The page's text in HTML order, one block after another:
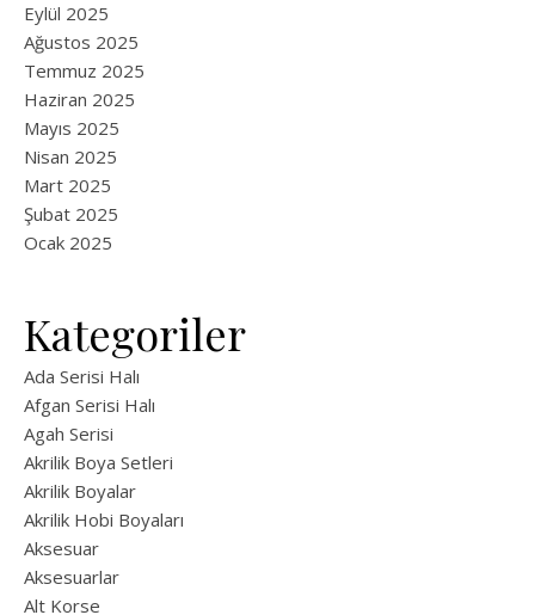
Eylül 2025
Ağustos 2025
Temmuz 2025
Haziran 2025
Mayıs 2025
Nisan 2025
Mart 2025
Şubat 2025
Ocak 2025
Kategoriler
Ada Serisi Halı
Afgan Serisi Halı
Agah Serisi
Akrilik Boya Setleri
Akrilik Boyalar
Akrilik Hobi Boyaları
Aksesuar
Aksesuarlar
Alt Korse